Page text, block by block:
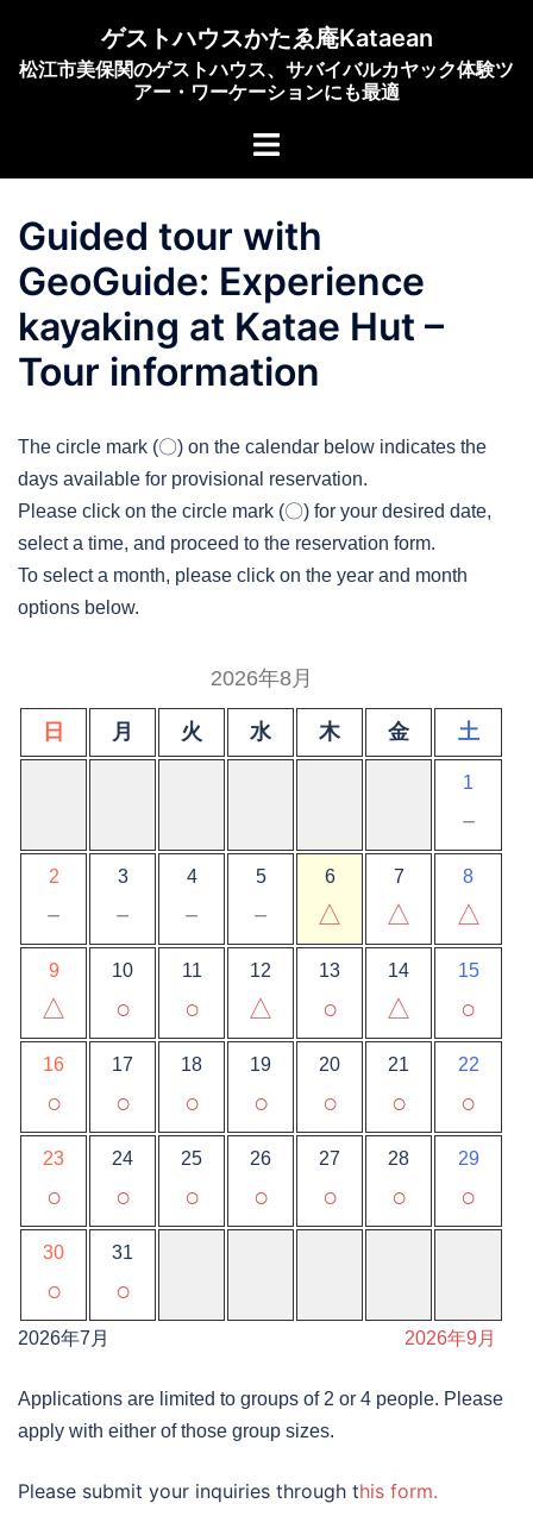
ゲストハウスかたゑ庵Kataean
松江市美保関のゲストハウス、サバイバルカヤック体験ツ
アー・ワーケーションにも最適
ト
メ
ュ
ー
Guided tour with
GeoGuide: Experience
kayaking at Katae Hut –
Tour information
The circle mark (〇) on the calendar below indicates the
days available for provisional reservation.
Please click on the circle mark (〇) for your desired date,
select a time, and proceed to the reservation form.
To select a month, please click on the year and month
options below.
2026年8月
日 月 火 水 木 金 土
1
－
2
－
3
－
4
－
5
－
6
△
7
△
8
△
9
△
10
○
11
○
12
△
13
○
14
△
15
○
16
○
17
○
18
○
19
○
20
○
21
○
22
○
23
○
24
○
25
○
26
○
27
○
28
○
29
○
30
○
31
○
2026年7月 2026年9月
Applications are limited to groups of 2 or 4 people. Please
apply with either of those group sizes.
Please submit your inquiries through this form.